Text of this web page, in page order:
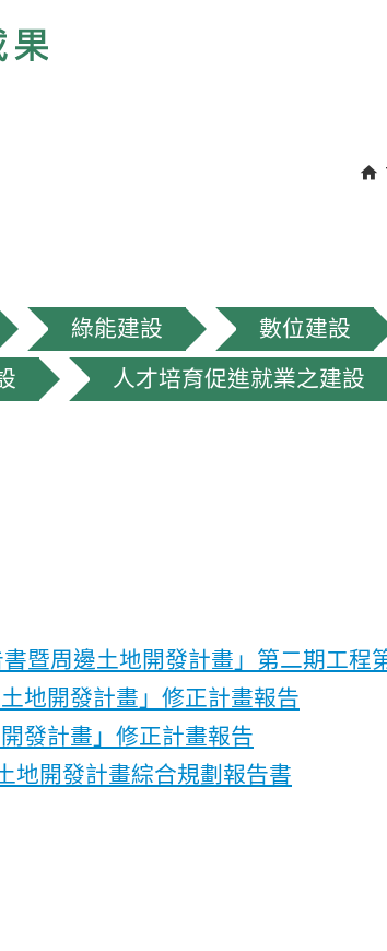
綠能建設
數位建設
人才培育促進就業之建設
暨周邊土地開發計畫」第二期工程
地開發計畫」修正計畫報告
發計畫」修正計畫報告
地開發計畫綜合規劃報告書